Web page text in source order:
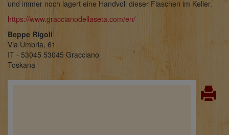
und immer noch lagert eine Handvoll dieser Flaschen im Keller.
https://www.graccianodellaseta.com/en/
Beppe Rigoli
Via Umbria, 61
IT - 53045 53045 Gracciano
Toskana